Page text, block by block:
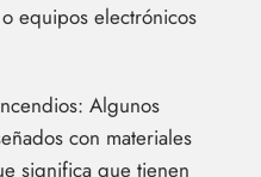
equipos electrónicos
Algunos
con materiales
significa que tienen